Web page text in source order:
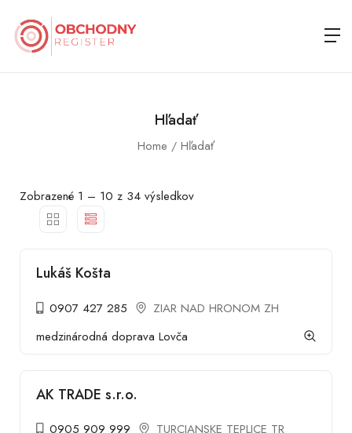
Hľadať
Home Hľadať
Zobrazené 1 – 10 z 34 výsledkov
Lukáš Košta
0907 427 285
ZIAR NAD HRONOM ZH
medzinárodná doprava Lovča
AK TRADE s.r.o.
0905 909 999
TURCIANSKE TEPLICE TR